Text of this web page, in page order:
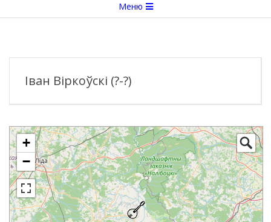
меню
Меню
Іван Віркоўскі (?-?)
+
−